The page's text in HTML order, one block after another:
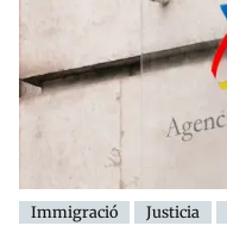
Immigració Justicia